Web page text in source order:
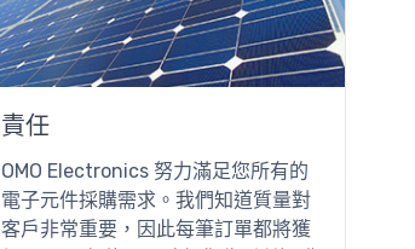
責任
OMO Electronics 努力滿足您所有的
電子元件採購需求。我們知道質量對
客戶非常重要，因此每筆訂單都將獲